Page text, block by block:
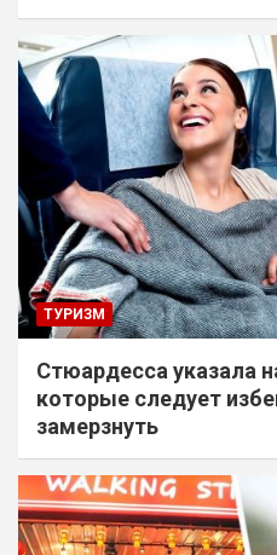
ТУРИЗМ
Стюардесса указала
которые следует
замерзнуть